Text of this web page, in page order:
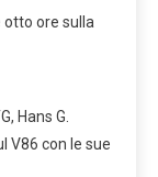
otto ore sulla
Hans G.
V86 con le sue